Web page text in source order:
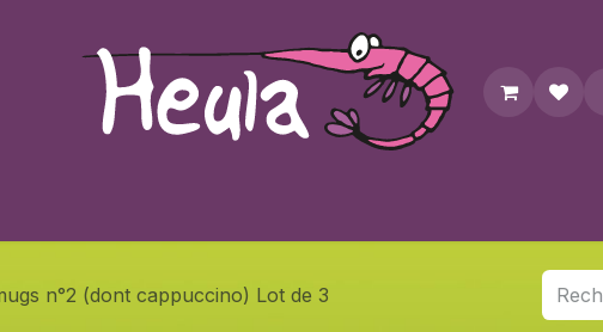
n°2 (dont cappuccino) Lot de 3